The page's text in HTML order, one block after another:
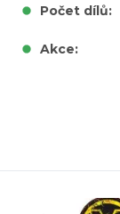
Počet dílů:
Akce: